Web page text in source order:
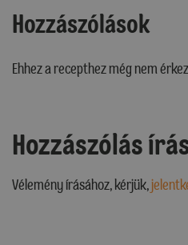
Hozzászólások
Ehhez a recepthez még nem
Hozzászólás
Vélemény írásához, kérjük,